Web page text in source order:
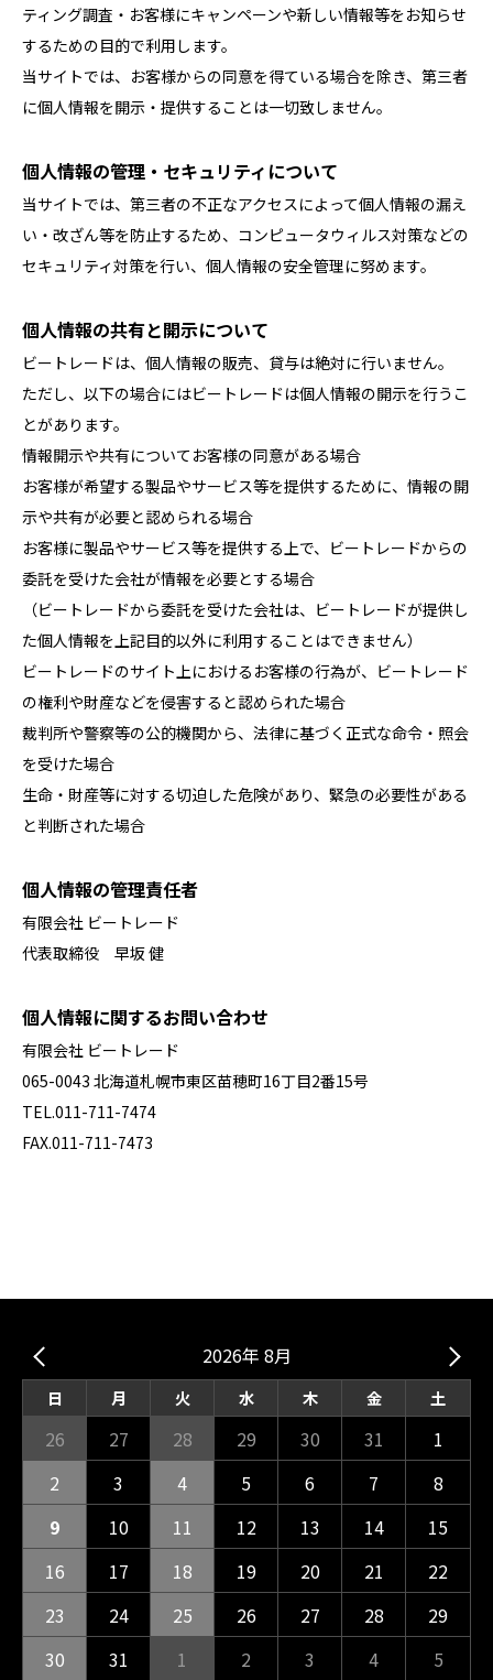
ティング調査・お客様にキャンペーンや新しい情報等をお知らせ
するための目的で利用します。
当サイトでは、お客様からの同意を得ている場合を除き、第三者
に個人情報を開示・提供することは一切致しません。
個人情報の管理・セキュリティについて
当サイトでは、第三者の不正なアクセスによって個人情報の漏え
い・改ざん等を防止するため、コンピュータウィルス対策などの
セキュリティ対策を行い、個人情報の安全管理に努めます。
個人情報の共有と開示について
ビートレードは、個人情報の販売、貸与は絶対に行いません。
ただし、以下の場合にはビートレードは個人情報の開示を行うこ
とがあります。
情報開示や共有についてお客様の同意がある場合
お客様が希望する製品やサービス等を提供するために、情報の開
示や共有が必要と認められる場合
お客様に製品やサービス等を提供する上で、ビートレードからの
委託を受けた会社が情報を必要とする場合
（ビートレードから委託を受けた会社は、ビートレードが提供し
た個人情報を上記目的以外に利用することはできません）
ビートレードのサイト上におけるお客様の行為が、ビートレード
の権利や財産などを侵害すると認められた場合
裁判所や警察等の公的機関から、法律に基づく正式な命令・照会
を受けた場合
生命・財産等に対する切迫した危険があり、緊急の必要性がある
と判断された場合
個人情報の管理責任者
有限会社 ビートレード
代表取締役 早坂 健
個人情報に関するお問い合わせ
有限会社 ビートレード
065-0043 北海道札幌市東区苗穂町16丁目2番15号
TEL.011-711-7474
FAX.011-711-7473
2026年 8月
日 月 火 水 木 金 土
26 27 28 29 30 31
1
2
3 4 5 6 7
8
9
10 11 12 13 14
15
16
17 18 19 20 21
22
23
24 25 26 27 28
29
30
31 1 2 3 4 5